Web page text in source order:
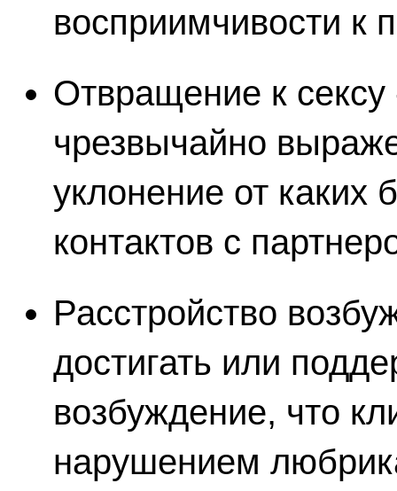
восприимчивости к
Отвращение к
чрезвычайно
уклонение от
контактов с
Расстройство
достигать или
возбуждение, что
нарушением